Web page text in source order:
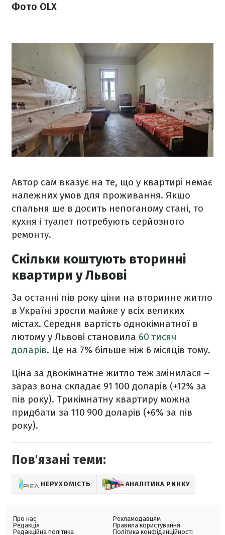
Фото OLX
Автор сам вказує на те, що у квартирі немає
належних умов для проживання. Якщо
спальня ще в досить непоганому стані, то
кухня і туалет потребують серйозного
ремонту.
Скільки коштують вторинні
квартири у Львові
За останні пів року ціни на вторинне житло
в Україні зросли майже у всіх великих
містах. Середня вартість однокімнатної в
лютому у Львові становила 60 тисяч
доларів. Це на 7% більше ніж 6 місяців тому.
Ціна за двокімнатне житло теж змінилася –
зараз вона складає 91 100 доларів (+12% за
пів року). Трикімнатну квартиру можна
придбати за 110 900 доларів (+6% за пів
року).
Пов'язані теми:
НЕРУХОМІСТЬ АНАЛІТИКА РИНКУ
Про нас
Редакція
Редакційна політика
Рекламодавцям
Правила користування
Політика конфіденційності